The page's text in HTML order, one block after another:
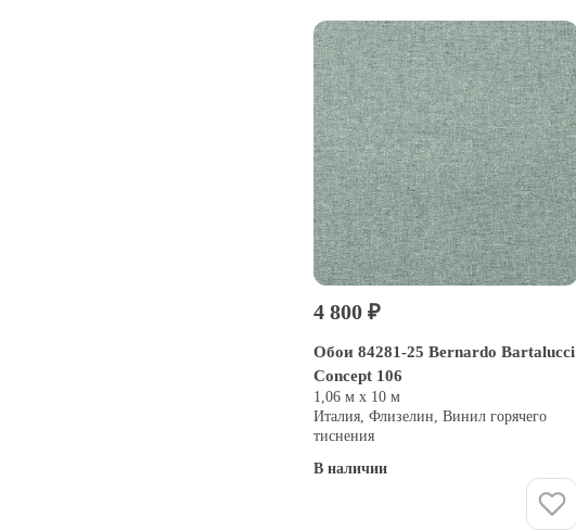
4 800 ₽
Обои 84281-25 Bernardo Bartalucci
Concept 106
1,06 м х 10 м
Италия, Флизелин, Винил горячего
тиснения
В наличии